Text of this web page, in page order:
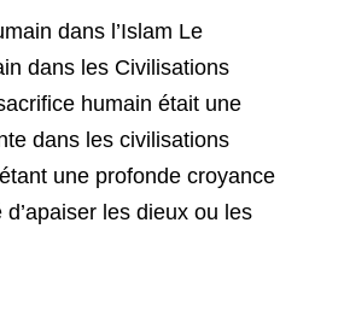
dans l’Islam Le
dans les Civilisations
humain était une
dans les civilisations
une profonde croyance
les dieux ou les